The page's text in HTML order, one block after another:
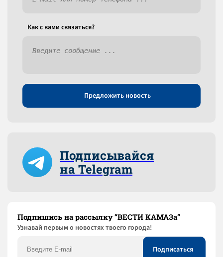
Как c вами связаться?
Предложить новость
Подписывайся
на Telegram
Подпишись на рассылку “ВЕСТИ КАМАЗа”
Узнaвай первым о новостях твоего города!